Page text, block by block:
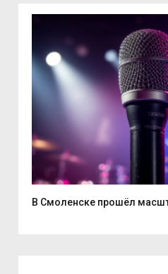
В Смоленске прошёл